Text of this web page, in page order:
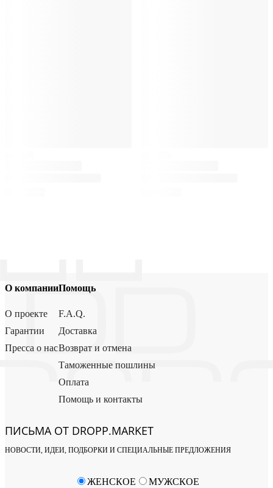
О компании
О проекте
Гарантии
Пресса о нас
Помощь
F.A.Q.
Доставка
Возврат и отмена
Таможенные пошлины
Оплата
Помощь и контакты
ПИСЬМА ОТ DROPP.MARKET
НОВОСТИ, ИДЕИ, ПОДБОРКИ И СПЕЦИАЛЬНЫЕ ПРЕДЛОЖЕНИЯ
ЖЕНСКОЕ МУЖСКОЕ